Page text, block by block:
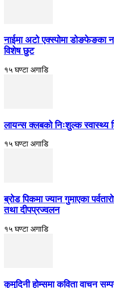
नाईमा अटो एक्स्पोमा डोङफेङका
विशेष छुट
१५ घण्टा अगाडि
लायन्स क्लबको निःशुल्क स्वास्थ्य
१५ घण्टा अगाडि
ब्रोड पिकमा ज्यान गुमाएका
तथा दीपप्रज्वलन
१५ घण्टा अगाडि
कुमुदिनी होम्समा कविता वाचन